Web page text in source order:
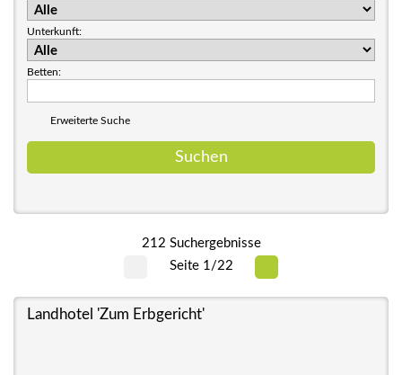
Unterkunft:
Betten:
Erweiterte Suche
212 Suchergebnisse
Seite 1/22
Landhotel 'Zum Erbgericht'